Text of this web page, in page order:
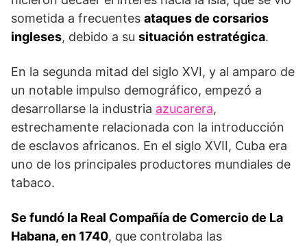
sometida a frecuentes ataques de corsarios
ingleses, debido a su situación estratégica.
En la segunda mitad del siglo XVI, y al amparo de
un notable impulso demográfico, empezó a
desarrollarse la industria azucarera,
estrechamente relacionada con la introducción
de esclavos africanos. En el siglo XVII, Cuba era
uno de los principales productores mundiales de
tabaco.
Se fundó la Real Compañía de Comercio de La
Habana, en 1740, que controlaba las